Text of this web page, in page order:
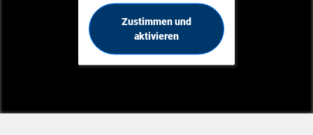
Zustimmen und
aktivieren